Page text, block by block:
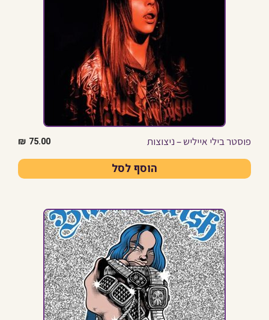
פוסטר בילי אייליש – ניצוצות 75.00
₪
הוסף לסל